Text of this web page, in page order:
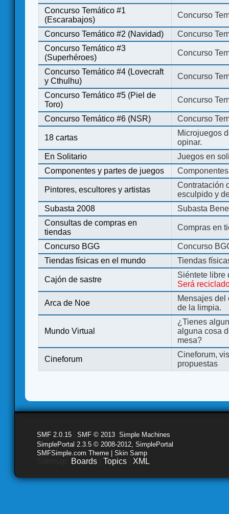
Concurso Temático #1
(Escarabajos)
Concurso
Concurso Temático #2 (Navidad)
Concurso
Concurso Temático #3
(Superhéroes)
Concurso
Concurso Temático #4 (Lovecraft
y Cthulhu)
Concurso
Concurso Temático #5 (Piel de
Toro)
Concurso
Concurso Temático #6 (NSR) Concurso
18 cartas
Microjuegos
opinar.
En Solitario
Juegos en
Componentes y partes de juegos
Pintores, escultores y artistas
Contratación
esculpido y
Subasta 2008
Subasta
Consultas de compras en
tiendas
Compras en
Concurso BGG
Concurso
Tiendas físicas en el mundo
Tiendas
Cajón de sastre
Siéntete libre
Será
Arca de Noe
Mensajes del
de la limpia.
Mundo Virtual
¿Tienes
alguna cosa
mesa?
Cineforum
Cineforum,
propuestas
SMF 2.0.15 SMF © 2013 Simple Machines
SimplePortal 2.3.5 © 2008-2012, SimplePortal
SMFSimple.com Theme | Skin Samp
Boards Topics XML